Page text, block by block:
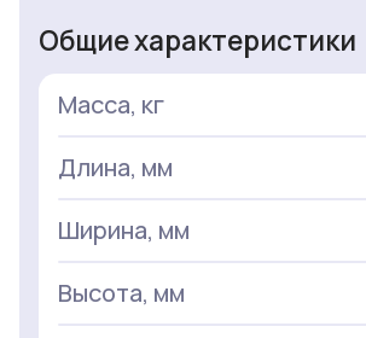
Общие характеристики
Масса, кг
Длина, мм
Ширина, мм
Высота, мм